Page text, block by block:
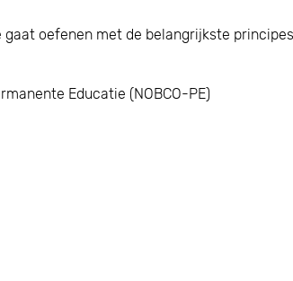
oefenen met de belangrijkste
Educatie (NOBCO-PE)